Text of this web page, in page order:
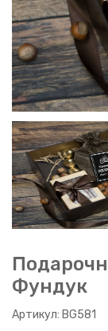
Фундук
Артикул: BG581